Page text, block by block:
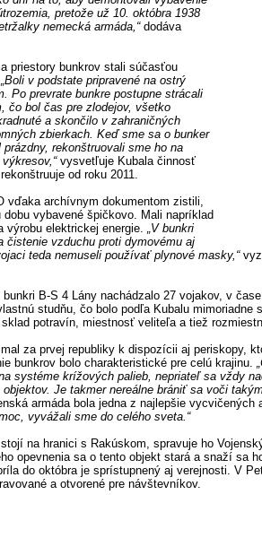
pretože už 10. októbra 1938
nemecká armáda,“ dodáva
priestory bunkrov stali súčasťou
„Boli v podstate pripravené na ostrý
Po prevrate bunkre postupne strácali
čo bol čas pre zlodejov, všetko
a skončilo v zahraničných
zbierkach. Keď sme sa o bunker
rekonštruovali sme ho na
vysvetľuje Kubala činnosť
od roku 2011.
vďaka archívnym dokumentom zistili,
dobu vybavené špičkovo. Mali napríklad
výrobu elektrickej energie. „V bunkri
čistenie vzduchu proti dymovému aj
teda nemuseli používať plynové masky,“
B-S 4 Lány nachádzalo 27 vojakov, v
studňu, čo bolo podľa Kubalu mimoriadne
potravín, miestnosť veliteľa a tiež
za prvej republiky k dispozícii aj periskopy,
bunkrov bolo charakteristické pre celú krajinu.
systéme krížových palieb, nepriateľ sa vždy
Je takmer nereálne brániť sa voči
armáda bola jedna z najlepšie vycvičených
vyvážali sme do celého sveta.“
na hranici s Rakúskom, spravuje ho
opevnenia sa o tento objekt stará a snaží sa
do októbra je sprístupnený aj verejnosti. V
a otvorené pre návštevníkov.